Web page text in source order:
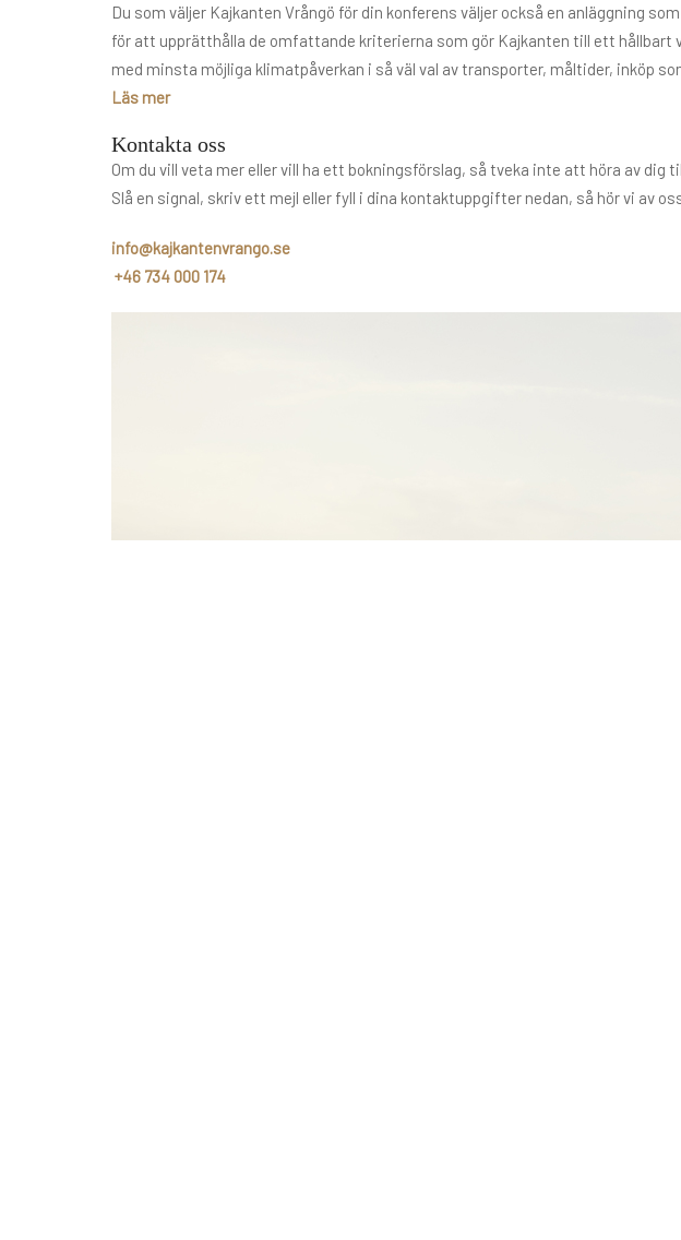
Du som väljer Kajkanten Vrångö för din konferens väljer också en anläggning
för att upprätthålla de omfattande kriterierna som gör Kajkanten till ett hållbart
med minsta möjliga klimatpåverkan i så väl val av transporter, måltider, inköp
Läs mer
Kontakta oss
Om du vill veta mer eller vill ha ett bokningsförslag, så tveka inte att höra av dig
Slå en signal, skriv ett mejl eller fyll i dina kontaktuppgifter nedan, så hör vi av
info@kajkantenvrango.se
+46 734 000 174